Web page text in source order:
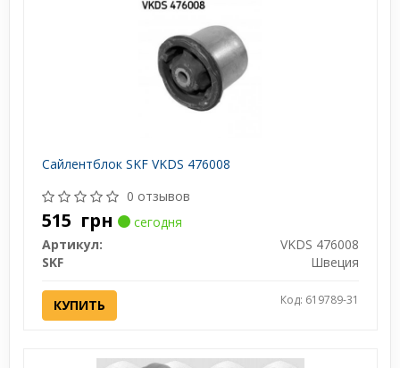
Сайлентблок SKF VKDS 476008
0 отзывов
515 грн
сегодня
Артикул:
VKDS 476008
SKF
Швеция
КУПИТЬ Код: 619789-31